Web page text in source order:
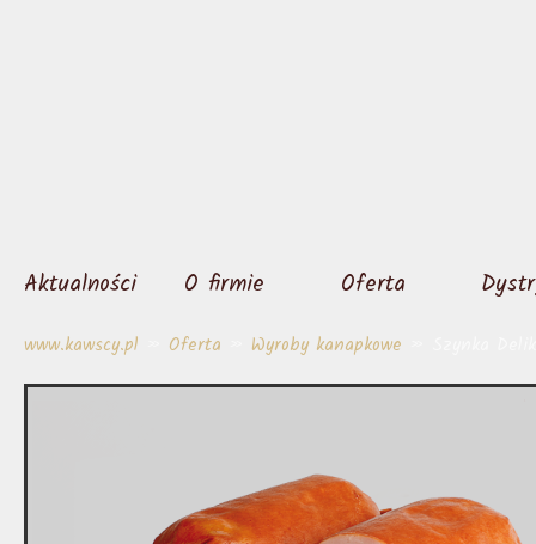
Aktualności O firmie Oferta
www.kawscy.pl Oferta Wyroby kanapkowe